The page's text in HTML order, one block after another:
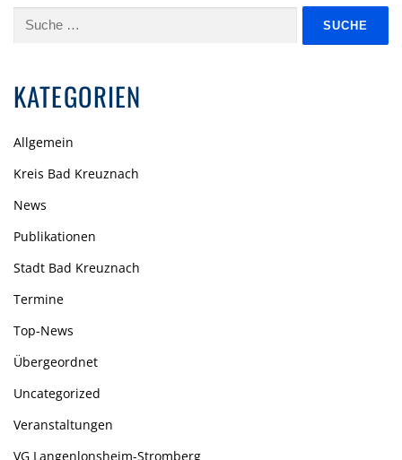
Suche
KATEGORIEN
Allgemein
Kreis Bad Kreuznach
News
Publikationen
Stadt Bad Kreuznach
Termine
Top-News
Übergeordnet
Uncategorized
Veranstaltungen
VG Langenlonsheim-Stromberg